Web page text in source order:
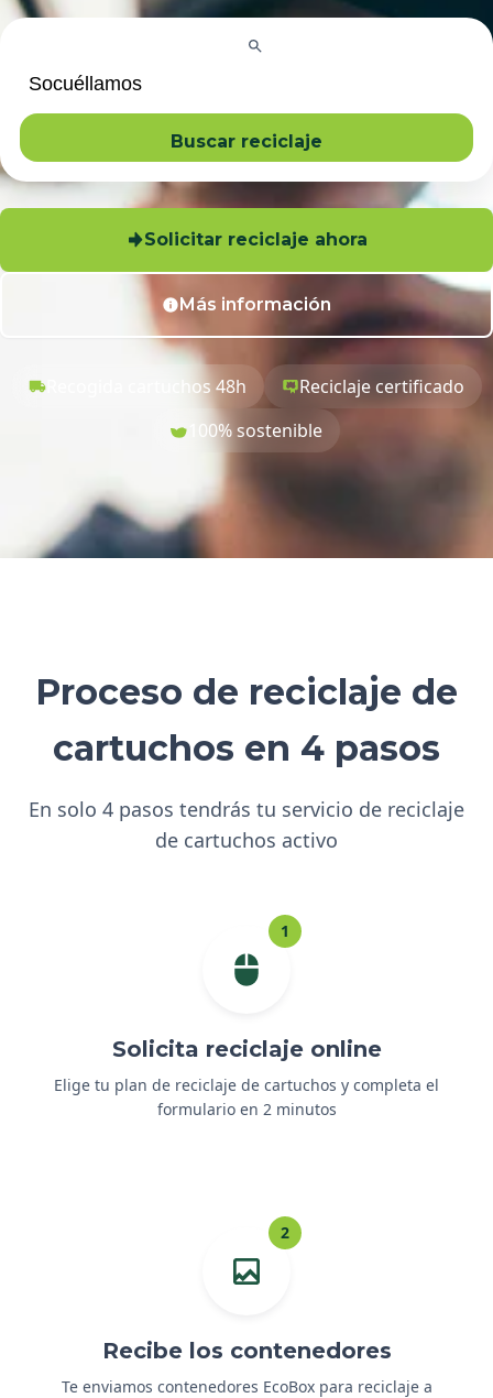
Buscar reciclaje
Solicitar reciclaje ahora
Más información
Recogida cartuchos 48h
Reciclaje certificado
100% sostenible
Proceso de reciclaje de
cartuchos en 4 pasos
En solo 4 pasos tendrás tu servicio de reciclaje
de cartuchos activo
1
Solicita reciclaje online
Elige tu plan de reciclaje de cartuchos y completa el
formulario en 2 minutos
2
Recibe los contenedores
Te enviamos contenedores EcoBox para reciclaje a